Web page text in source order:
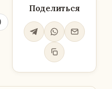
Поделиться